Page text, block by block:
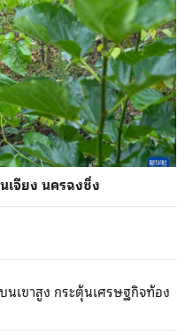
เจียง นครฉงชิ่ง
นเขาสูง กระตุ้นเศรษฐกิจท้อง